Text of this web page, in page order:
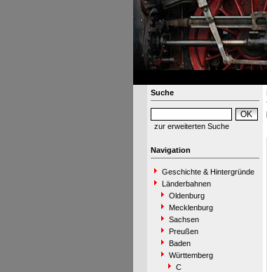
Suche
zur erweiterten Suche
Navigation
Geschichte & Hintergründe
Länderbahnen
Oldenburg
Mecklenburg
Sachsen
Preußen
Baden
Württemberg
C